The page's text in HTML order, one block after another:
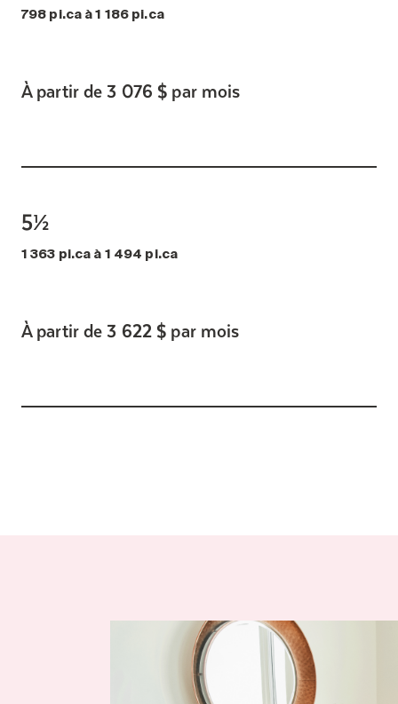
798 pi.ca à 1 186 pi.ca
À partir de 3 076 $ par mois
5½
1 363 pi.ca à 1 494 pi.ca
À partir de 3 622 $ par mois